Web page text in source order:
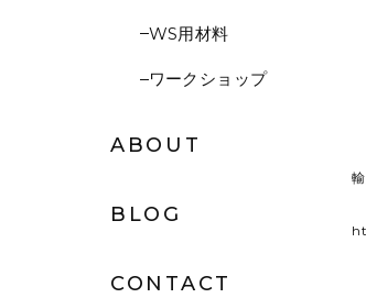
WS用材料
ワークショップ
ABOUT
BLOG
CONTACT